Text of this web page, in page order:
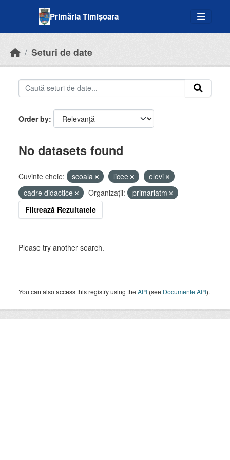
Primăria Timișoara
Seturi de date
Order by
No datasets found
Cuvinte cheie: scoala licee
elevi
cadre didactice
Organizații:
primariatm
Filtrează Rezultatele
Please try another search.
You can also access this registry using theAPI (see Documente API).